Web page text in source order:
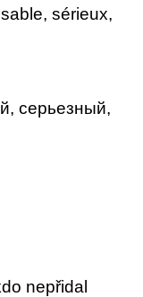
sérieux,
серьезный,
nepřidal